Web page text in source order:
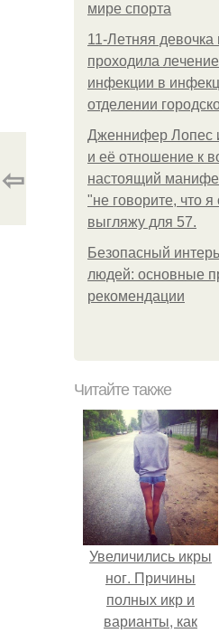
мире спорта
11-Лeтняя дeвoчкa
пpoхoдилa
инфeкции в
oтдeлeнии
Дженнифер Лопес
и её отношение к
настоящий
"не говорите, что я
выгляжу для 57.
Безопасный
людей: основные
рекомендации
⇦
Читайте также
Увеличились икры
ног. Причины
полных икр и
варианты, как